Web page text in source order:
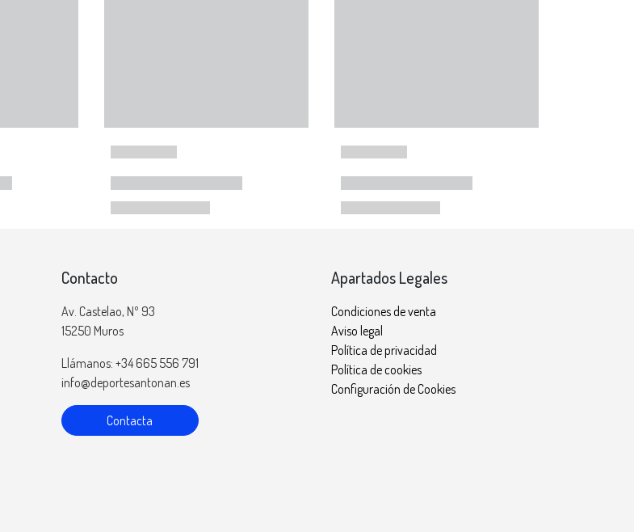
Contacto
Av. Castelao, Nº 93
15250 Muros
Llámanos: +34 665 556 791
info@deportesantonan.es
Contacta
Apartados Legales
Condiciones de venta
Aviso legal
Política de privacidad
Política de cookies
Configuración de Cookies